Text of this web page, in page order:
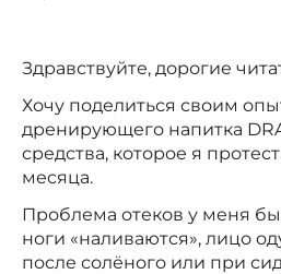
Здравствуйте, дорогие
Хочу поделиться своим
дренирующего напитка
средства, которое я
месяца.
Проблема отеков у меня
ноги «наливаются», лицо
после солёного или при